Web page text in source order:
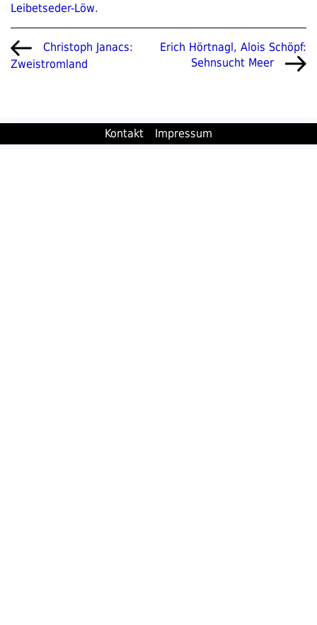
Leibetseder-Löw.
Beitragsnavigation
Vorheriger
Beitrag
Christoph Janacs:
Zweistromland
Nächster
Beitrag
Erich Hörtnagl, Alois Schöpf:
Sehnsucht Meer
Kontakt Impressum